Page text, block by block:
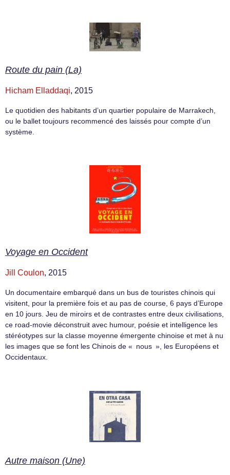
Route du pain (La)
Hicham Elladdaqi, 2015
Le quotidien des habitants d’un quartier populaire de Marrakech,
ou le ballet toujours recommencé des laissés pour compte d’un
système.
Voyage en Occident
Jill Coulon, 2015
Un documentaire embarqué dans un bus de touristes chinois qui
visitent, pour la première fois et au pas de course, 6 pays d’Europe
en 10 jours. Jeu de miroirs et de contrastes entre deux civilisations,
ce road-movie déconstruit avec humour, poésie et intelligence les
stéréotypes sur la classe moyenne émergente chinoise et met à nu
les images que se font les Chinois de « nous », les Européens et
Occidentaux.
Autre maison (Une)